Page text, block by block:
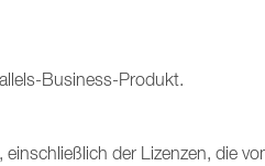
Business-Produkt.
der Lizenzen, die